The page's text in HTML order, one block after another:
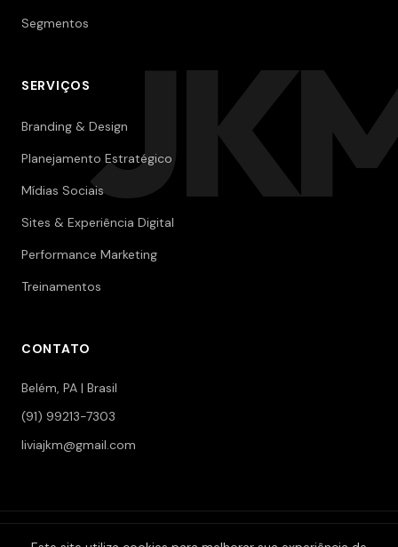
Segmentos
SERVIÇOS
Branding & Design
Planejamento Estratégico
Mídias Sociais
Sites & Experiência Digital
Performance Marketing
Treinamentos
CONTATO
Belém, PA | Brasil
(91) 99213-7303
liviajkm@gmail.com
© 2006-2026 Jokerman — Branding & Marketing. Todos os